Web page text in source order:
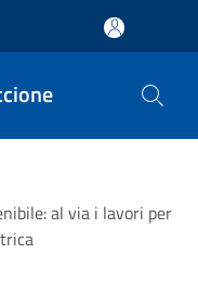
al via i lavori per